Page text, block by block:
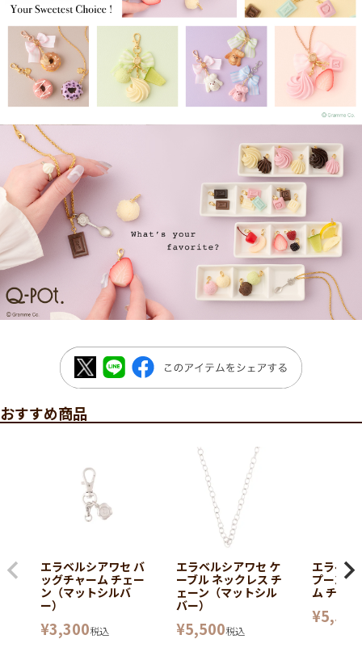
おすすめ商品
エラベルシアワセ バ
ッグチャーム チェー
ン（マットシルバ
ー）
¥3,300税込
エラベルシアワセ ケ
ーブル ネックレス チ
ェーン（マットシル
バー）
¥5,500税込
エラベル
プーンバ
ム チェー
¥5,500